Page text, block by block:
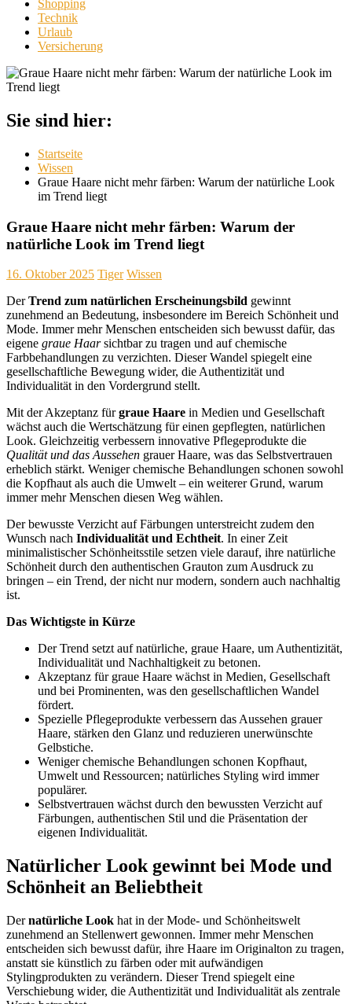
Shopping
Technik
Urlaub
Versicherung
Sie sind hier:
Startseite
Wissen
Graue Haare nicht mehr färben: Warum der natürliche Look
im Trend liegt
Graue Haare nicht mehr färben: Warum der
natürliche Look im Trend liegt
16. Oktober 2025 Tiger Wissen
DerTrend zum natürlichen Erscheinungsbild gewinnt
zunehmend an Bedeutung, insbesondere im Bereich Schönheit und
Mode. Immer mehr Menschen entscheiden sich bewusst dafür, das
eigene graue Haarsichtbar zu tragen und auf chemische
Farbbehandlungen zu verzichten. Dieser Wandel spiegelt eine
gesellschaftliche Bewegung wider, die Authentizität und
Individualität in den Vordergrund stellt.
Mit der Akzeptanz fürgraue Haare in Medien und Gesellschaft
wächst auch die Wertschätzung für einen gepflegten, natürlichen
Look. Gleichzeitig verbessern innovative Pflegeprodukte die
Qualität und das Aussehen grauer Haare, was das Selbstvertrauen
erheblich stärkt. Weniger chemische Behandlungen schonen sowohl
die Kopfhaut als auch die Umwelt – ein weiterer Grund, warum
immer mehr Menschen diesen Weg wählen.
Der bewusste Verzicht auf Färbungen unterstreicht zudem den
Wunsch nach Individualität und Echtheit. In einer Zeit
minimalistischer Schönheitsstile setzen viele darauf, ihre natürliche
Schönheit durch den authentischen Grauton zum Ausdruck zu
bringen – ein Trend, der nicht nur modern, sondern auch nachhaltig
ist.
Das Wichtigste in Kürze
Der Trend setzt auf natürliche, graue Haare, um Authentizität,
Individualität und Nachhaltigkeit zu betonen.
Akzeptanz für graue Haare wächst in Medien, Gesellschaft
und bei Prominenten, was den gesellschaftlichen Wandel
fördert.
Spezielle Pflegeprodukte verbessern das Aussehen grauer
Haare, stärken den Glanz und reduzieren unerwünschte
Gelbstiche.
Weniger chemische Behandlungen schonen Kopfhaut,
Umwelt und Ressourcen; natürliches Styling wird immer
populärer.
Selbstvertrauen wächst durch den bewussten Verzicht auf
Färbungen, authentischen Stil und die Präsentation der
eigenen Individualität.
Natürlicher Look gewinnt bei Mode und
Schönheit an Beliebtheit
Dernatürliche Look hat in der Mode- und Schönheitswelt
zunehmend an Stellenwert gewonnen. Immer mehr Menschen
entscheiden sich bewusst dafür, ihre Haare im Originalton zu tragen,
anstatt sie künstlich zu färben oder mit aufwändigen
Stylingprodukten zu verändern. Dieser Trend spiegelt eine
Verschiebung wider, die Authentizität und Individualität als zentrale